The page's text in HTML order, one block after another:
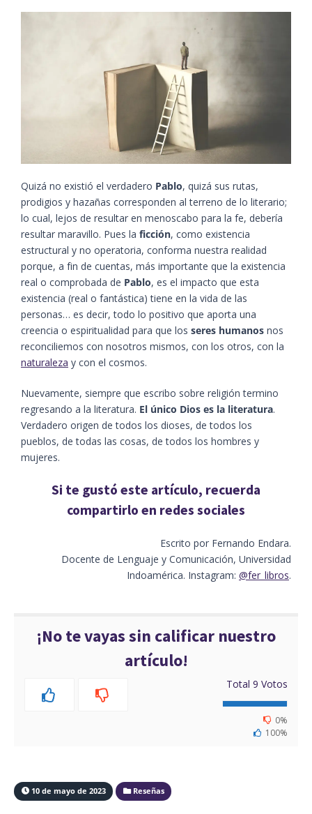
Quizá no existió el verdadero Pablo, quizá sus rutas,
prodigios y hazañas corresponden al terreno de lo literario;
lo cual, lejos de resultar en menoscabo para la fe, debería
resultar maravillo. Pues la ficción, como existencia
estructural y no operatoria, conforma nuestra realidad
porque, a fin de cuentas, más importante que la existencia
real o comprobada de Pablo, es el impacto que esta
existencia (real o fantástica) tiene en la vida de las
personas… es decir, todo lo positivo que aporta una
creencia o espiritualidad para que los seres humanos nos
reconciliemos con nosotros mismos, con los otros, con la
naturaleza y con el cosmos.
Nuevamente, siempre que escribo sobre religión termino
regresando a la literatura. El único Dios es la literatura.
Verdadero origen de todos los dioses, de todos los
pueblos, de todas las cosas, de todos los hombres y
mujeres.
Si te gustó este artículo, recuerda
compartirlo en redes sociales
Escrito por Fernando Endara.
Docente de Lenguaje y Comunicación, Universidad
Indoamérica. Instagram: @fer_libros.
¡No te vayas sin calificar nuestro
artículo!
Total 9 Votos
0%
100%
10 de mayo de 2023 Reseñas